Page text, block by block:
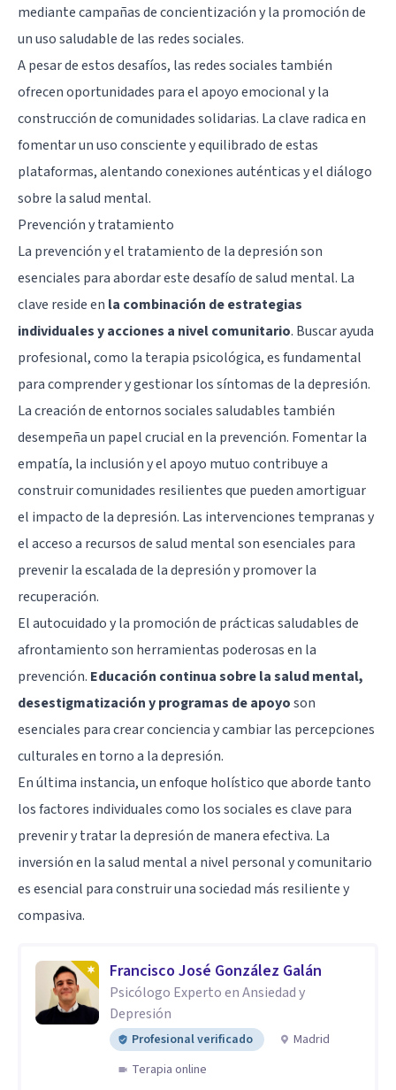
mediante campañas de concientización y la promoción de
un uso saludable de las redes sociales.
A pesar de estos desafíos, las redes sociales también
ofrecen oportunidades para el apoyo emocional y la
construcción de comunidades solidarias. La clave radica en
fomentar un uso consciente y equilibrado de estas
plataformas, alentando conexiones auténticas y el diálogo
sobre la salud mental.
Prevención y tratamiento
La prevención y el tratamiento de la depresión son
esenciales para abordar este desafío de salud mental. La
clave reside en la combinación de estrategias
individuales y acciones a nivel comunitario. Buscar ayuda
profesional, como la terapia psicológica, es fundamental
para comprender y gestionar los síntomas de la depresión.
La creación de entornos sociales saludables también
desempeña un papel crucial en la prevención. Fomentar la
empatía, la inclusión y el apoyo mutuo contribuye a
construir comunidades resilientes que pueden amortiguar
el impacto de la depresión. Las intervenciones tempranas y
el acceso a recursos de salud mental son esenciales para
prevenir la escalada de la depresión y promover la
recuperación.
El autocuidado y la promoción de prácticas saludables de
afrontamiento son herramientas poderosas en la
prevención. Educación continua sobre la salud mental,
desestigmatización y programas de apoyoson
esenciales para crear conciencia y cambiar las percepciones
culturales en torno a la depresión.
En última instancia, un enfoque holístico que aborde tanto
los factores individuales como los sociales es clave para
prevenir y tratar la depresión de manera efectiva. La
inversión en la salud mental a nivel personal y comunitario
es esencial para construir una sociedad más resiliente y
compasiva.
Francisco José González Galán
Psicólogo Experto en Ansiedad y
Depresión
Profesional verificado
Madrid
Terapia online